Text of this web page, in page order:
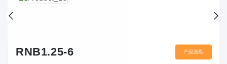
产品选型
RNB1.25-6